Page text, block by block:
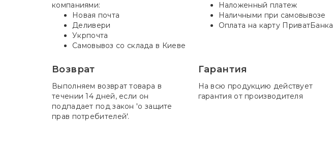
компаниями:
Новая почта
Деливери
Укрпочта
Самовывоз со склада в Киеве
Наложенный платеж
Наличными при самовывозе
Оплата на карту ПриватБанка
Возврат
Выполняем возврат товара в
течении 14 дней, если он
подпадает под закон 'о защите
прав потребителей'.
Гарантия
На всю продукцию действует
гарантия от производителя